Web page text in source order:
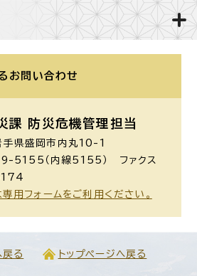
お問い合わせ
課 防災危機管理担当
盛岡市内丸10-1
5155（内線5155） ファクス
用フォームをご利用ください。
る トップページへ戻る